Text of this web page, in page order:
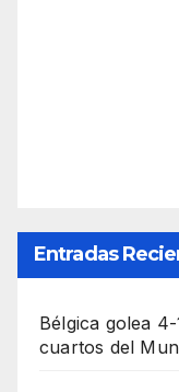
Entradas
Bélgica golea
cuartos del